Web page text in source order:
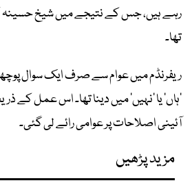
رہے ہیں، جس کے نتیجے میں شیخ حسینہ
تھا۔
ریفرنڈم میں عوام سے صرف ایک سوال
’ہاں‘ یا ’نہیں‘ میں دینا تھا۔ اس عمل کے
آئینی اصلاحات پر عوامی رائے لی گئی۔
مزید پڑھیں